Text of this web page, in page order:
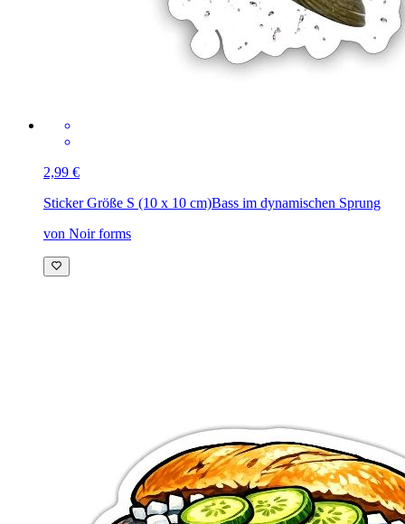
2,99 €
Sticker Größe S (10 x 10 cm)Bass im dynamischen Sprung
von Noir forms